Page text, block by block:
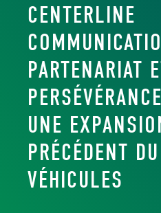
CENTERLINE
PARTENARIAT
UNE
PRÉCÉDENT
VÉHICULES